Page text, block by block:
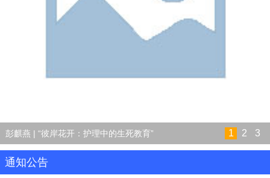
1 2 3
彭麒燕 | “彼岸花开：护理中的生死教育”
通知公告